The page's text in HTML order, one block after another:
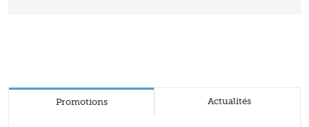
Promotions Actualités